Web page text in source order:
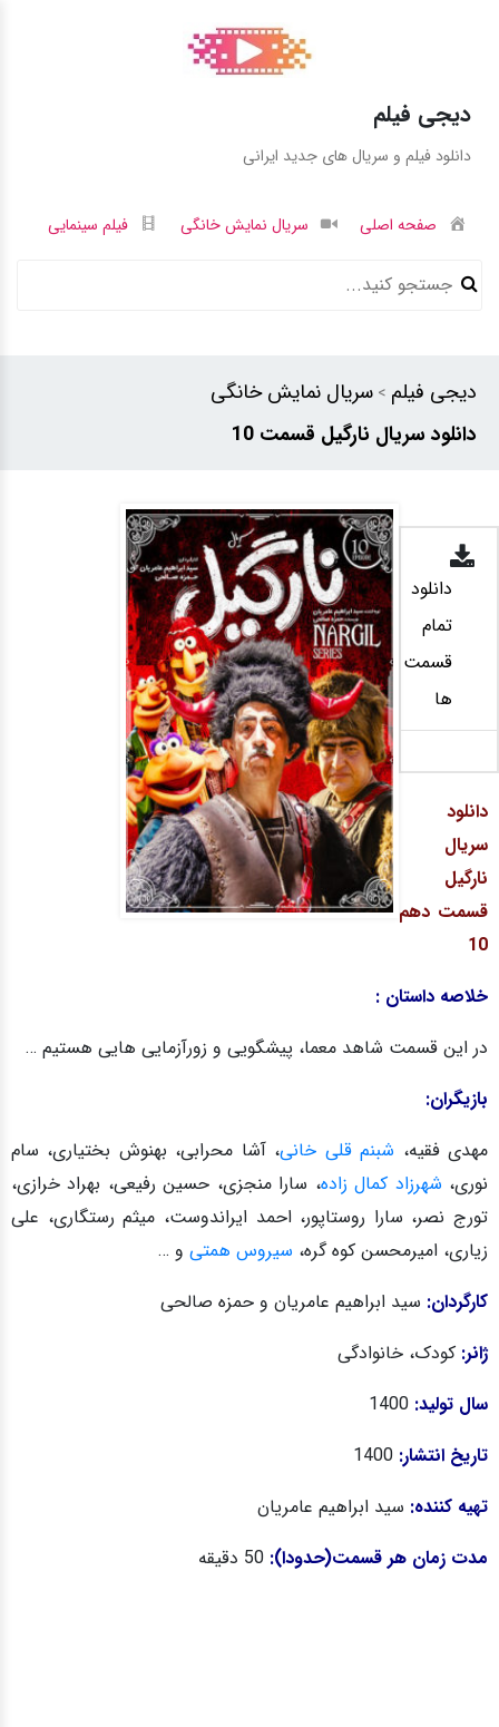
دیجی فیلم
دانلود فیلم و سریال های جدید ایرانی
صفحه اصلی سریال نمایش خانگی فیلم سینمایی
دیجی فیلم > سریال نمایش خانگی
دانلود سریال نارگیل قسمت 10
دانلود
تمام
قسمت
ها
دانلود
سریال
نارگیل
قسمت دهم
10
خلاصه داستان :
در این قسمت شاهد معما، پیشگویی و زورآزمایی هایی هستیم …
بازیگران:
مهدی فقیه، شبنم قلی خانی، آشا محرابی، بهنوش بختیاری، سام
نوری، شهرزاد کمال زاده، سارا منجزی، حسین رفیعی، بهراد خرازی،
تورج نصر، سارا روستاپور، احمد ایراندوست، میثم رستگاری، علی
زیاری، امیرمحسن کوه گره، سیروس همتی و …
کارگردان: سید ابراهیم عامریان و حمزه صالحی
ژانر: کودک، خانوادگی
سال تولید:
تاریخ انتشار:
تهیه کننده: سید ابراهیم عامریان
مدت زمان هر قسمت(حدودا):